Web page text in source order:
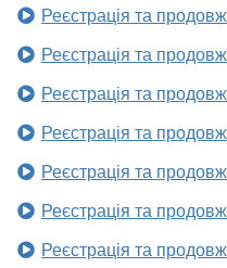
Реєстрація та
Реєстрація та
Реєстрація та
Реєстрація та
Реєстрація та
Реєстрація та
Реєстрація та